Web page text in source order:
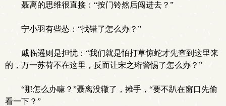
聂离的思维很直接：“按门铃然后闯进去？”
宁小羽有些怂：“找错了怎么办？”
戚临遥则是担忧：“我们就是怕打草惊蛇才先查到这里来
的，万一苏荷不在这里，反而让宋之珩警惕了怎么办？”
“那怎么办嘛？”聂离没辙了，摊手，“要不趴在窗口先偷
看一下？”